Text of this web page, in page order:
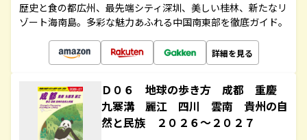
歴史と食の都広州、最先端シティ深圳、美しい桂林、新たなリ
ゾート海南島。多彩な魅力あふれる中国南東部を徹底ガイド。
詳細を見る
Ｄ０６ 地球の歩き方 成都 重慶
九寨溝 麗江 四川 雲南 貴州の自
然と民族 ２０２６～２０２７